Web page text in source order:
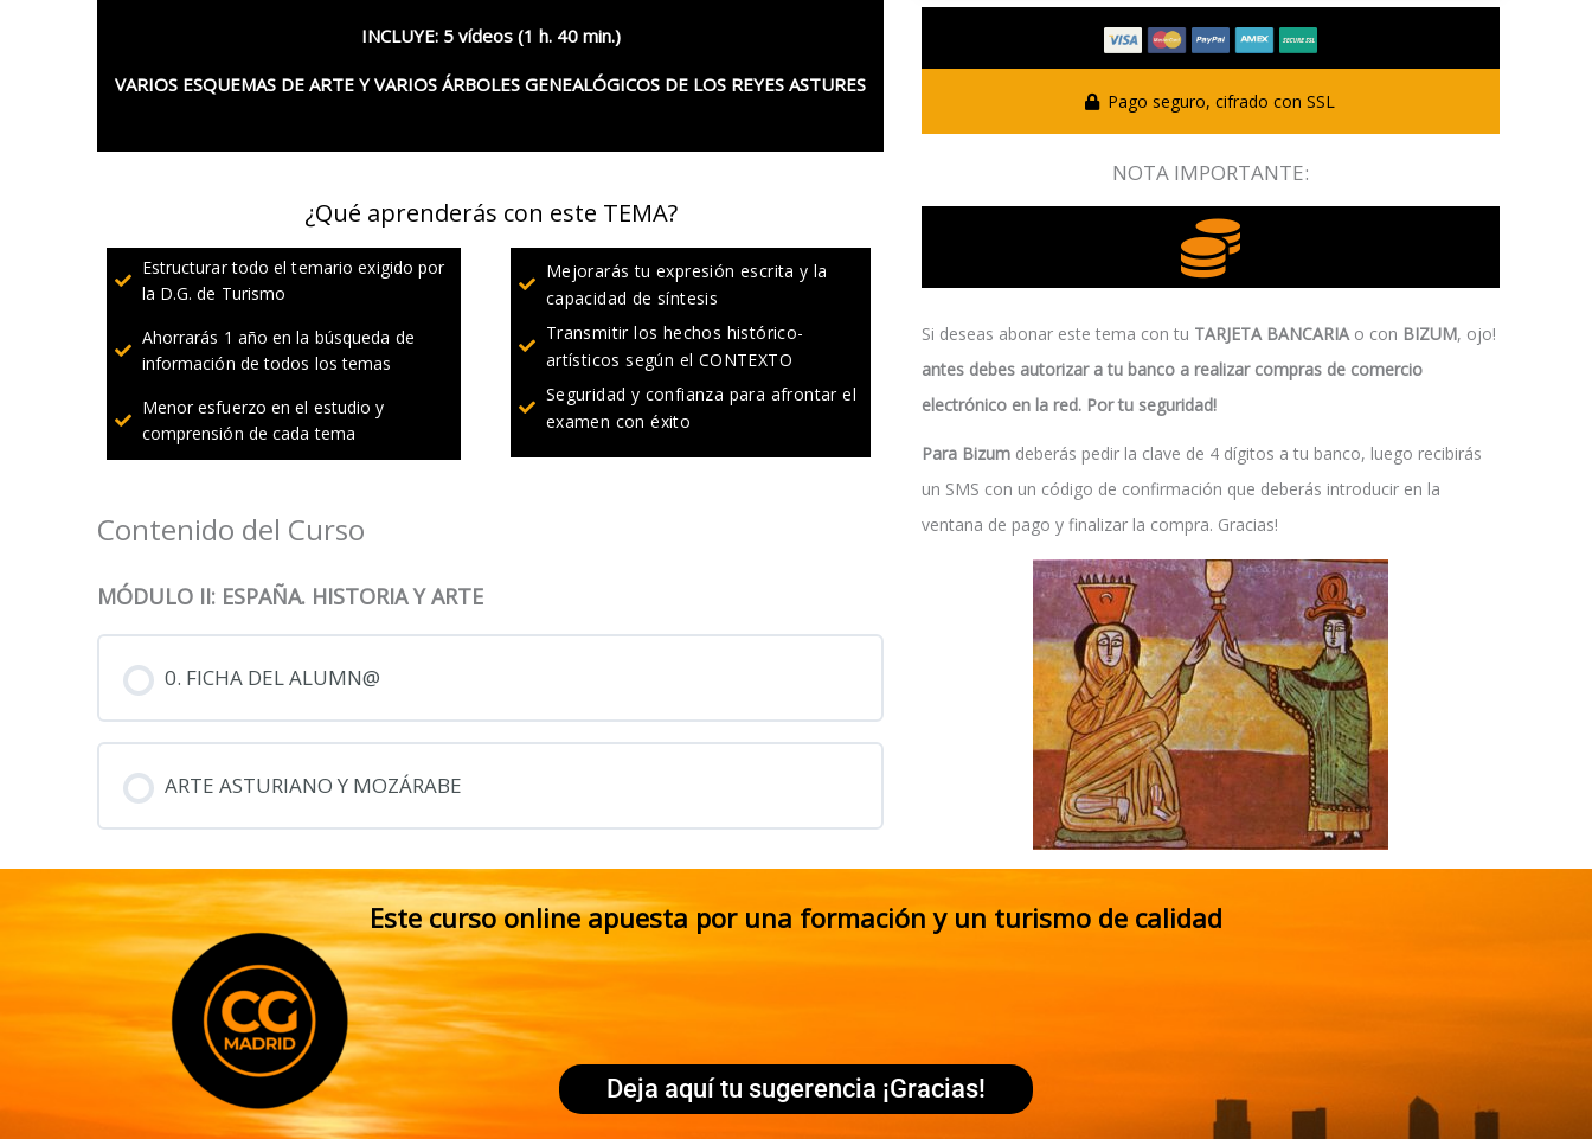
INCLUYE: 5 vídeos (1 h. 40 min.)
VARIOS ESQUEMAS DE ARTE Y VARIOS ÁRBOLES GENEALÓGICOS DE LOS REYES ASTURES
¿Qué aprenderás con este TEMA?
Estructurar todo el temario exigido por
la D.G. de Turismo
Ahorrarás 1 año en la búsqueda de
información de todos los temas
Menor esfuerzo en el estudio y
comprensión de cada tema
Mejorarás tu expresión escrita y la
capacidad de síntesis
Transmitir los hechos histórico-
artísticos según el CONTEXTO
Seguridad y confianza para afrontar el
examen con éxito
Contenido del Curso
MÓDULO II: ESPAÑA. HISTORIA Y ARTE
0. FICHA DEL ALUMN@
ARTE ASTURIANO Y MOZÁRABE
Pago seguro, cifrado con SSL
NOTA IMPORTANTE:
Si deseas abonar este tema con tu TARJETA BANCARIAo con BIZUM, ojo!
antes debes autorizar a tu banco a realizar compras de comercio
electrónico en la red. Por tu seguridad!
Para Bizum deberás pedir la clave de 4 dígitos a tu banco, luego recibirás
un SMS con un código de confirmación que deberás introducir en la
ventana de pago y finalizar la compra. Gracias!
Este curso online apuesta por una formación y un turismo de calidad
Deja aquí tu sugerencia ¡Gracias!